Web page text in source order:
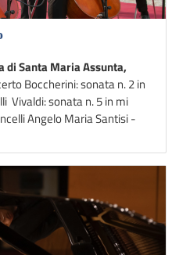
di Santa Maria Assunta,
Boccherini: sonata n. 2 in
Vivaldi: sonata n. 5 in mi
Angelo Maria Santisi -